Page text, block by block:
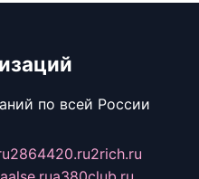
по всей России
2864420.ru2rich.ru